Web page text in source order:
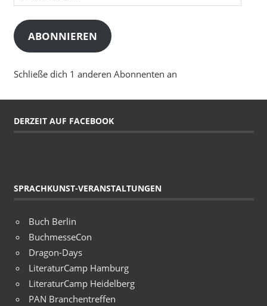
Mail-
Adresse
ABONNIEREN
Schließe dich 1 anderen Abonnenten an
DERZEIT AUF FACEBOOK
SPRACHKUNST-VERANSTALTUNGEN
Buch Berlin
BuchmesseCon
Dragon-Days
LiteraturCamp Hamburg
LiteraturCamp Heidelberg
PAN Branchentreffen